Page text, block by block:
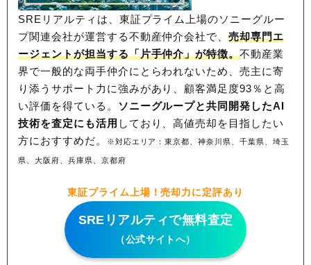
SREリアルティは、東証プライム上場のソニーグルー
プ関連会社が運営する不動産仲介会社で、売却専門エ
ージェントが担当する「片手仲介」が特徴。不動産業
界で一般的な両手仲介にとらわれないため、売主に寄
り添うサポート力に強みがあり、顧客満足度93％と高
い評価を得ている。 ソニーグループと共同開発したAI
技術を査定にも活用 しており、高値売却を目指したい
方におすすめだ。
※対応エリア：東京都、神奈川県、千葉県、埼玉
県、大阪府、兵庫県、京都府
東証プライム上場！売却力に定評あり
SREリアルティで無料査定
（公式サイトへ）